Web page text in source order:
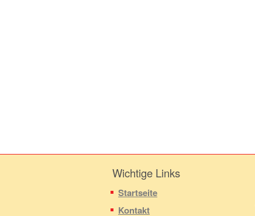
Wichtige Links
Startseite
Kontakt